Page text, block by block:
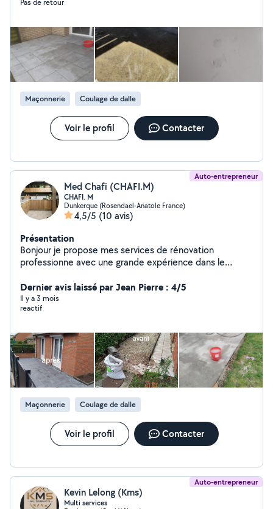
Pas de retour
Maçonnerie Coulage de dalle
Voir le profil Contacter
Auto-entrepreneur
Med Chafi (CHAFI.M)
CHAFI. M
Dunkerque (Rosendael-Anatole France)
4,5/5 (10 avis)
Présentation
Bonjour je propose mes services de rénovation
professionne avec une grande expérience dans le
menuiserie,la plomberie,électricité, carrelage
Dernier avis laissé par Jean Pierre : 4/5
Il y a 3 mois
reactif
Maçonnerie Coulage de dalle
Voir le profil Contacter
Auto-entrepreneur
Kevin Lelong (Kms)
Multi services